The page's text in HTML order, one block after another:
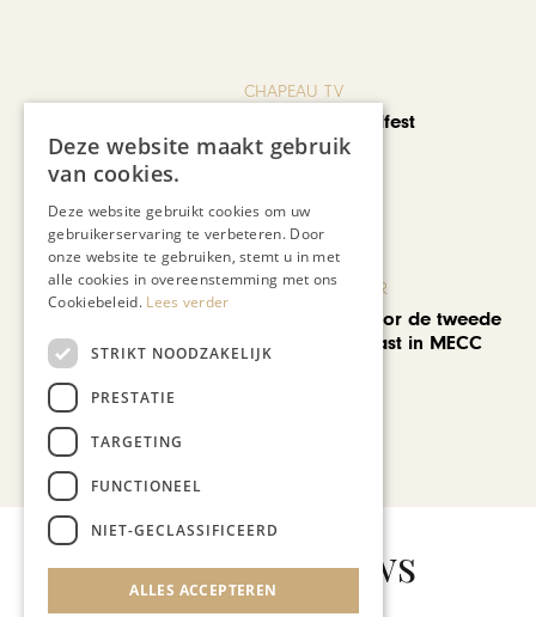
CHAPEAU TV
Noorbeek Foodfest
KUNST & CULTUUR
EuropArtFair voor de tweede
keer op rij te gast in MECC
Maastricht
Bekijk alle artikelen
Gerelateerd nieuws
Deze website maakt gebruik
van cookies.
Deze website gebruikt cookies om uw
gebruikerservaring te verbeteren. Door
onze website te gebruiken, stemt u in met
alle cookies in overeenstemming met ons
Cookiebeleid. Lees verder
STRIKT NOODZAKELIJK
PRESTATIE
TARGETING
FUNCTIONEEL
NIET-GECLASSIFICEERD
ALLES ACCEPTEREN